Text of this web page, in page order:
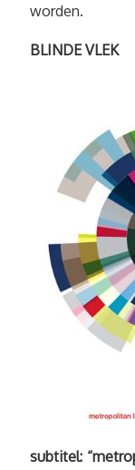
worden.
BLINDE VLEK
subtitel: